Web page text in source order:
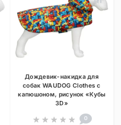
Дождевик-накидка для
собак WAUDOG Clothes с
капюшоном, рисунок «Кубы
3D»
0